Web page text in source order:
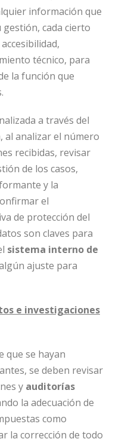
información que
cada cierto
técnico, para
la función que
a través del
al analizar el número
recibidas, revisar
de los casos,
y la
el
de protección del
son claves para
sistema interno de
ajuste para
e investigaciones
que se hayan
se deben revisar
y auditorías
la adecuación de
como
la corrección de todo